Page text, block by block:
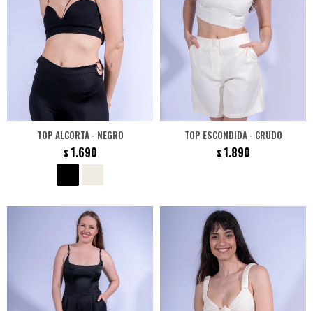
TOP ALCORTA - NEGRO
$ 1.690
TOP ESCONDIDA - CRUDO
$ 1.890